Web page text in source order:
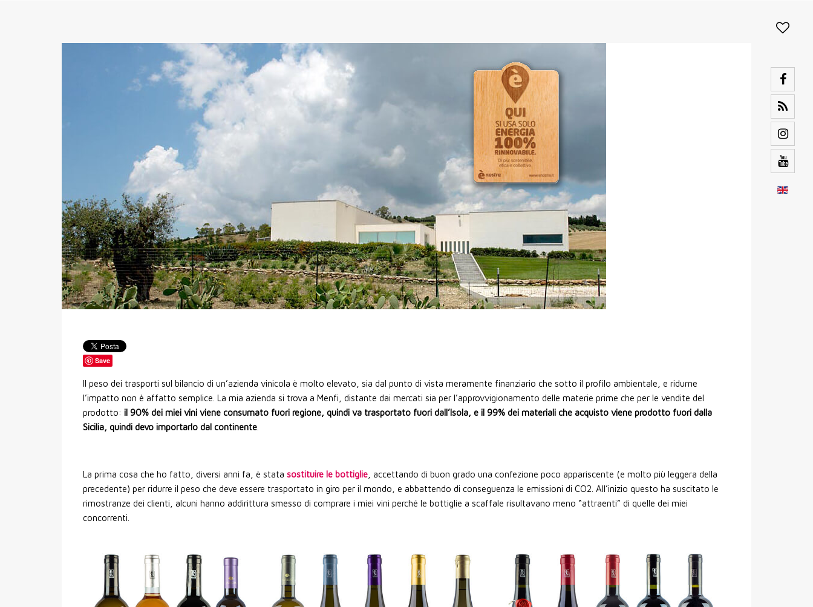
Save
Il peso dei trasporti sul bilancio di un’azienda vinicola è molto elevato, sia dal punto di vista meramente finanziario che sotto il profilo ambientale, e ridurne
l’impatto non è affatto semplice. La mia azienda si trova a Menfi, distante dai mercati sia per l’approvvigionamento delle materie prime che per le vendite del
prodotto: il 90% dei miei vini viene consumato fuori regione, quindi va trasportato fuori dall’Isola, e il 99% dei materiali che acquisto viene prodotto fuori dalla
Sicilia, quindi devo importarlo dal continente
La prima cosa che ho fatto, diversi anni fa, è stata sostituire le bottiglie , accettando di buon grado una confezione poco appariscente (e molto più leggera della
precedente) per ridurre il peso che deve essere trasportato in giro per il mondo, e abbattendo di conseguenza le emissioni di CO2. All’inizio questo ha suscitato le
rimostranze dei clienti, alcuni hanno addirittura smesso di comprare i miei vini perché le bottiglie a scaffale risultavano meno “attraenti” di quelle dei miei
concorrenti.